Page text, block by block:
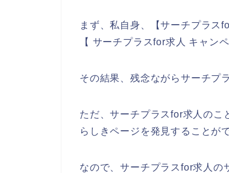
まず、私自身、【サーチプラス
【 サーチプラスfor求人 キャン
その結果、残念ながらサーチプ
ただ、サーチプラスfor求人のこ
らしきページを発見することが
なので、サーチプラスfor求人の